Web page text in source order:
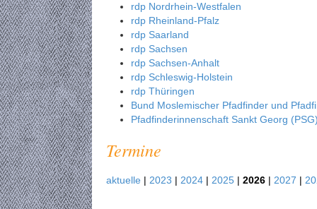
rdp Nordrhein-Westfalen
rdp Rheinland-Pfalz
rdp Saarland
rdp Sachsen
rdp Sachsen-Anhalt
rdp Schleswig-Holstein
rdp Thüringen
Bund Moslemischer Pfadfinder und
Pfadfinderinnenschaft Sankt Georg
Termine
aktuelle | 2023 | 2024 | 2025 | 2026 | 2027 |